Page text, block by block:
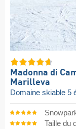
Madonna di
Marilleva
Domaine skiable 5
Taille du